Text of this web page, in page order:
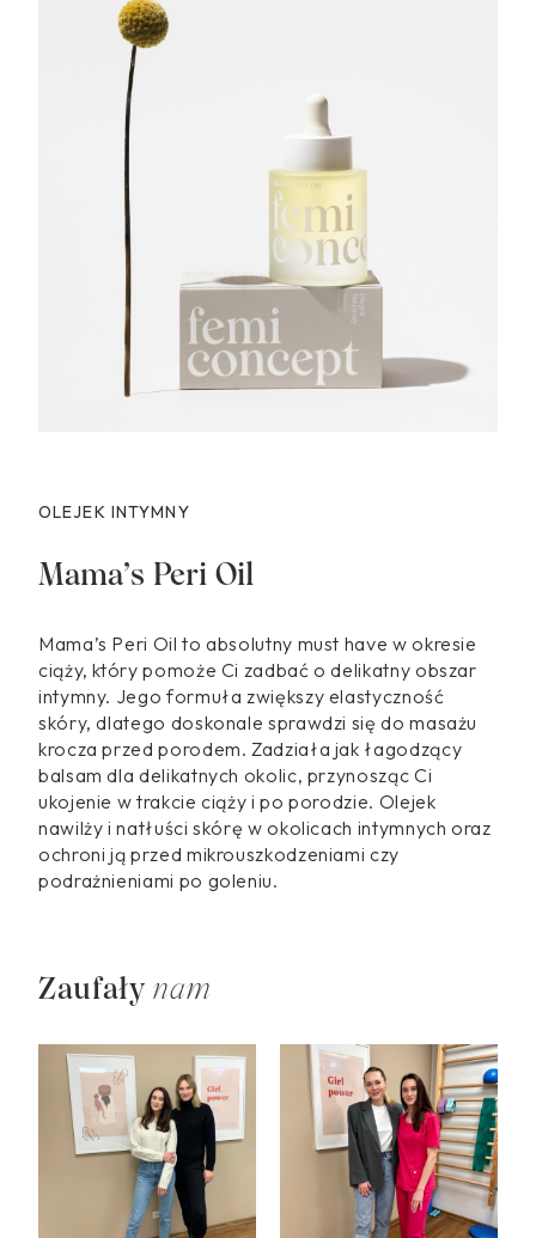
OLEJEK INTYMNY
Mama’s Peri Oil
Mama’s Peri Oil to absolutny must have w okresie
ciąży, który pomoże Ci zadbać o delikatny obszar
intymny. Jego formuła zwiększy elastyczność
skóry, dlatego doskonale sprawdzi się do masażu
krocza przed porodem. Zadziała jak łagodzący
balsam dla delikatnych okolic, przynosząc Ci
ukojenie w trakcie ciąży i po porodzie. Olejek
nawilży i natłuści skórę w okolicach intymnych oraz
ochroni ją przed mikrouszkodzeniami czy
podrażnieniami po goleniu.
Zaufałynam